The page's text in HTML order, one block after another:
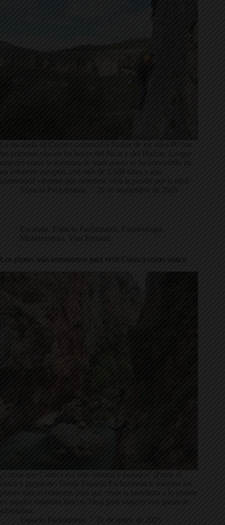
La escalada en Cuenca comenzó a finales de los años 80 con
las primeras vías en las hoces del Júcar y del Huécar. Lo que
empezó como la aventura de unos pocos se ha convertido en
un referente europeo, con más de 1.500 rutas y una
comunidad vibrante que mantiene viva la pasión por la roca.
Espacio Pachamama
26 de septiembre de 2025
Escalada , Espacio Pachamama, Espeleología,
Multiaventura , Vías Ferratas
Los planes más aventureros para vivir Cuenca como nunca
¿Creías que Cuenca era solo historia y paisajes? ¡Ponte el
casco y prepárate! Desde Espacio Pachamama te traemos los
planes más aventureros para que vivas la provincia a lo grande
en parajes naturales únicos. Ideal para viajeros con ganas de
adrenalina.
Espacio Pachamama
21 de mayo de 2025